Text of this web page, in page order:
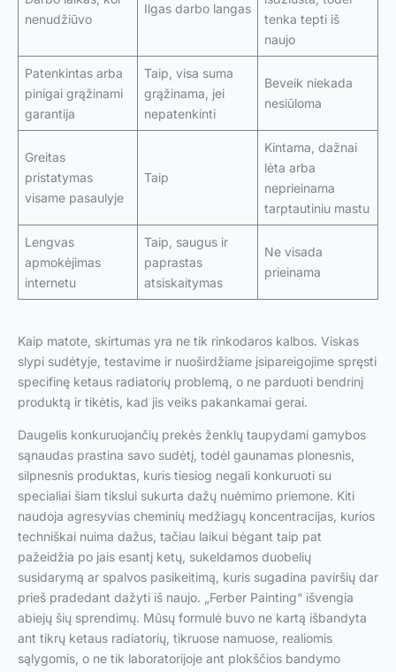
nenudžiūvo
Ilgas darbo langas
tenka tepti iš
naujo
Patenkintas arba
pinigai grąžinami
garantija
Taip, visa suma
grąžinama, jei
nepatenkinti
Beveik niekada
nesiūloma
Greitas
pristatymas
visame pasaulyje
Taip
Kintama, dažnai
lėta arba
neprieinama
tarptautiniu mastu
Lengvas
apmokėjimas
internetu
Taip, saugus ir
paprastas
atsiskaitymas
Ne visada
prieinama
Kaip matote, skirtumas yra ne tik rinkodaros kalbos. Viskas
slypi sudėtyje, testavime ir nuoširdžiame įsipareigojime spręsti
specifinę ketaus radiatorių problemą, o ne parduoti bendrinį
produktą ir tikėtis, kad jis veiks pakankamai gerai.
Daugelis konkuruojančių prekės ženklų taupydami gamybos
sąnaudas prastina savo sudėtį, todėl gaunamas plonesnis,
silpnesnis produktas, kuris tiesiog negali konkuruoti su
specialiai šiam tikslui sukurta dažų nuėmimo priemone. Kiti
naudoja agresyvias cheminių medžiagų koncentracijas, kurios
techniškai nuima dažus, tačiau laikui bėgant taip pat
pažeidžia po jais esantį ketų, sukeldamos duobelių
susidarymą ar spalvos pasikeitimą, kuris sugadina paviršių dar
prieš pradedant dažyti iš naujo. „Ferber Painting“ išvengia
abiejų šių sprendimų. Mūsų formulė buvo ne kartą išbandyta
ant tikrų ketaus radiatorių, tikruose namuose, realiomis
sąlygomis, o ne tik laboratorijoje ant plokščios bandymo